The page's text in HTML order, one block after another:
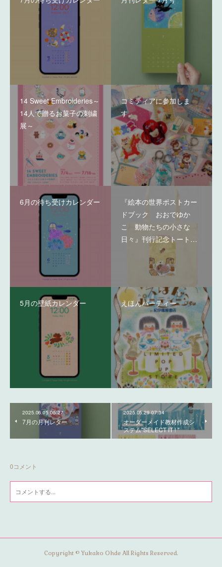
14 Sweet Embroideries～
14人で贈るお菓子の刺繍
展～
コミティアに参加しま
す。
6月の待ち受けカレンダー
『絵本の世界ポストカー
ドブック おおでゆか
こ 動物たちの小さな
日々』刊行記念トート…
5月の壁紙カレンダー えほんパーティー
2025.06.05 05:27
7月の月刊レター
2025.05.29 07:34
オーダーメイド教材作成シ
ステム"SELECT IT ! "
0コメント
Copyright © Yukako Ohde All Rights Reserved.